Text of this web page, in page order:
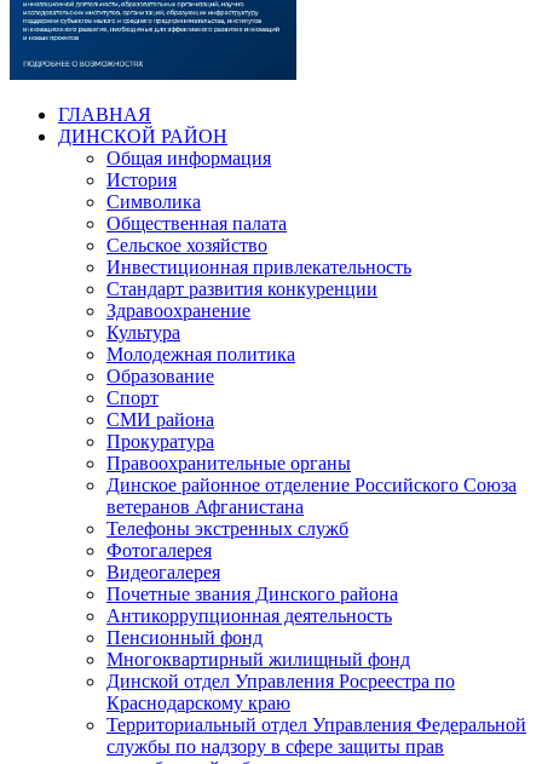
ГЛАВНАЯ
ДИНСКОЙ РАЙОН
Общая информация
История
Символика
Общественная палата
Сельское хозяйство
Инвестиционная привлекательность
Стандарт развития конкуренции
Здравоохранение
Культура
Молодежная политика
Образование
Спорт
СМИ района
Прокуратура
Правоохранительные органы
Динское районное отделение Российского Союза
ветеранов Афганистана
Телефоны экстренных служб
Фотогалерея
Видеогалерея
Почетные звания Динского района
Антикоррупционная деятельность
Пенсионный фонд
Многоквартирный жилищный фонд
Динской отдел Управления Росреестра по
Краснодарскому краю
Территориальный отдел Управления Федеральной
службы по надзору в сфере защиты прав